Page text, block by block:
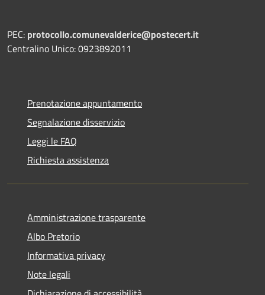
PEC: protocollo.comunevalderice@postecert.it
Centralino Unico: 0923892011
Prenotazione appuntamento
Segnalazione disservizio
Leggi le FAQ
Richiesta assistenza
Amministrazione trasparente
Albo Pretorio
Informativa privacy
Note legali